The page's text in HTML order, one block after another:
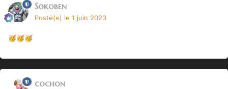
Sokoben
Posté(e) le 1 juin 2023
🥳 🥳 🥳
cochon